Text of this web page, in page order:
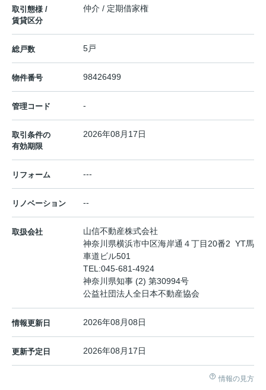
取引態様 /
賃貸区分
仲介 / 定期借家権
総戸数 5戸
物件番号 98426499
管理コード -
取引条件の
有効期限
2026年08月17日
リフォーム ---
リノベーション --
取扱会社
山信不動産株式会社
神奈川県横浜市中区海岸通４丁目20番2 YT馬
車道ビル501
TEL:045-681-4924
神奈川県知事 (2) 第30994号
公益社団法人全日本不動産協会
情報更新日 2026年08月08日
更新予定日 2026年08月17日
情報の見方